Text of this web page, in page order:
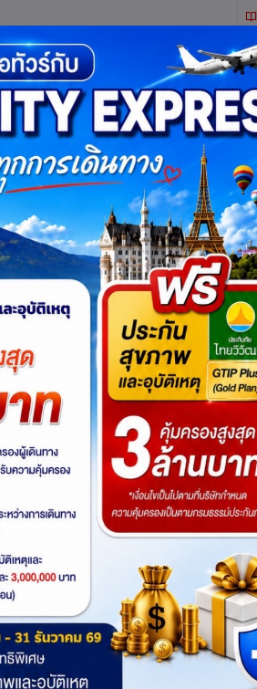
ารท่องเที่ยว ทัวร์ ในประเทศ และ ต่างประเทศ (เที่
ข้าชม JR Pass เรือสำราญ บริ
โปรแกรม : QQT00220
บัตรเข้าชม
: สิงคโปร์